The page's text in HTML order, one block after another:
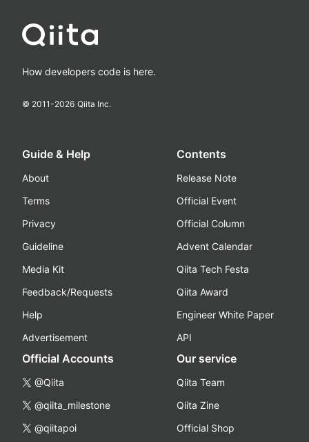
How developers code is here.
© 2011-2026 Qiita Inc.
Guide & Help
About
Terms
Privacy
Guideline
Media Kit
Feedback/Requests
Help
Advertisement
Contents
Release Note
Official Event
Official Column
Advent Calendar
Qiita Tech Festa
Qiita Award
Engineer White Paper
API
Official Accounts
@Qiita
@qiita_milestone
@qiitapoi
Our service
Qiita Team
Qiita Zine
Official Shop